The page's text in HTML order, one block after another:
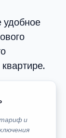
удобное
и